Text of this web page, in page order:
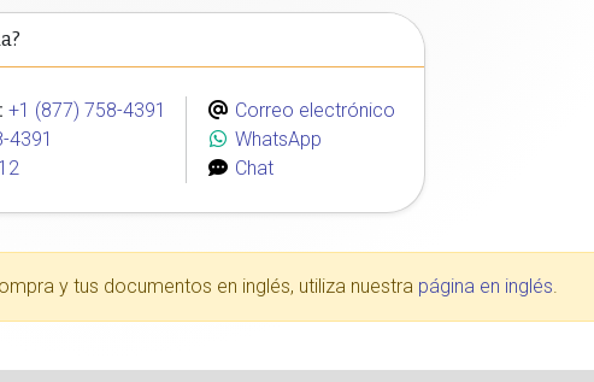
+1 (877) 758-4391
4391
Correo electrónico
WhatsApp
Chat
y tus documentos en inglés, utiliza nuestra página en inglés.